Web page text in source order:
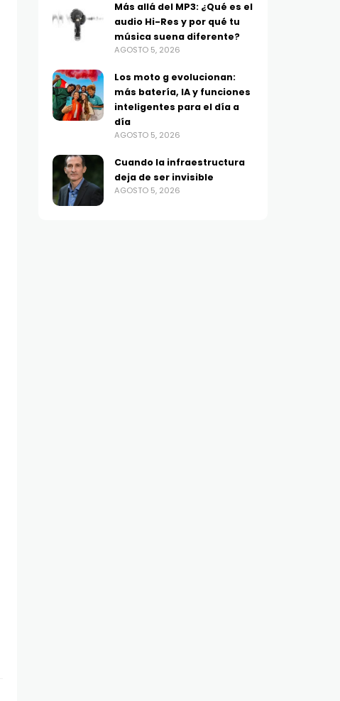
Más allá del MP3: ¿Qué es el
audio Hi-Res y por qué tu
música suena diferente?
AGOSTO 5, 2026
Los moto g evolucionan:
más batería, IA y funciones
inteligentes para el día a
día
AGOSTO 5, 2026
Cuando la infraestructura
deja de ser invisible
AGOSTO 5, 2026